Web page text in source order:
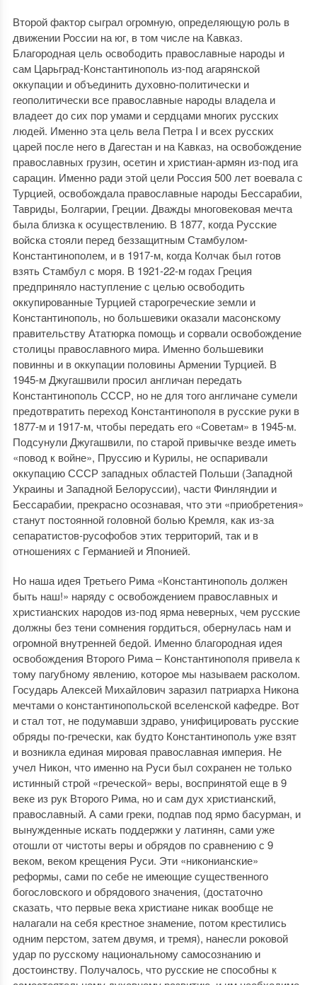
Второй фактор сыграл огромную, определяющую роль в
движении России на юг, в том числе на Кавказ.
Благородная цель освободить православные народы и
сам Царьград-Константинополь из-под агарянской
оккупации и объединить духовно-политически и
геополитически все православные народы владела и
владеет до сих пор умами и сердцами многих русских
людей. Именно эта цель вела Петра I и всех русских
царей после него в Дагестан и на Кавказ, на освобождение
православных грузин, осетин и христиан-армян из-под ига
сарацин. Именно ради этой цели Россия 500 лет воевала с
Турцией, освобождала православные народы Бессарабии,
Тавриды, Болгарии, Греции. Дважды многовековая мечта
была близка к осуществлению. В 1877, когда Русские
войска стояли перед беззащитным Стамбулом-
Константинополем, и в 1917-м, когда Колчак был готов
взять Стамбул с моря. В 1921-22-м годах Греция
предприняло наступление с целью освободить
оккупированные Турцией старогреческие земли и
Константинополь, но большевики оказали масонскому
правительству Ататюрка помощь и сорвали освобождение
столицы православного мира. Именно большевики
повинны и в оккупации половины Армении Турцией. В
1945-м Джугашвили просил англичан передать
Константинополь СССР, но не для того англичане сумели
предотвратить переход Константинополя в русские руки в
1877-м и 1917-м, чтобы передать его «Советам» в 1945-м.
Подсунули Джугашвили, по старой привычке везде иметь
«повод к войне», Пруссию и Курилы, не оспаривали
оккупацию СССР западных областей Польши (Западной
Украины и Западной Белоруссии), части Финляндии и
Бессарабии, прекрасно осознавая, что эти «приобретения»
станут постоянной головной болью Кремля, как из-за
сепаратистов-русофобов этих территорий, так и в
отношениях с Германией и Японией.
Но наша идея Третьего Рима «Константинополь должен
быть наш!» наряду с освобождением православных и
христианских народов из-под ярма неверных, чем русские
должны без тени сомнения гордиться, обернулась нам и
огромной внутренней бедой. Именно благородная идея
освобождения Второго Рима – Константинополя привела к
тому пагубному явлению, которое мы называем расколом.
Государь Алексей Михайлович заразил патриарха Никона
мечтами о константинопольской вселенской кафедре. Вот
и стал тот, не подумавши здраво, унифицировать русские
обряды по-гречески, как будто Константинополь уже взят
и возникла единая мировая православная империя. Не
учел Никон, что именно на Руси был сохранен не только
истинный строй «греческой» веры, воспринятой еще в 9
веке из рук Второго Рима, но и сам дух христианский,
православный. А сами греки, подпав под ярмо басурман, и
вынужденные искать поддержки у латинян, сами уже
отошли от чистоты веры и обрядов по сравнению с 9
веком, веком крещения Руси. Эти «никонианские»
реформы, сами по себе не имеющие существенного
богословского и обрядового значения, (достаточно
сказать, что первые века христиане никак вообще не
налагали на себя крестное знамение, потом крестились
одним перстом, затем двумя, и тремя), нанесли роковой
удар по русскому национальному самосознанию и
достоинству. Получалось, что русские не способны к